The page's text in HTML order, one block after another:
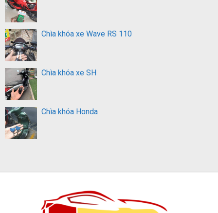
Chìa khóa xe Wave RS 110
Chìa khóa xe SH
Chìa khóa Honda